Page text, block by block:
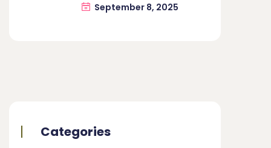
September 8, 2025
Categories